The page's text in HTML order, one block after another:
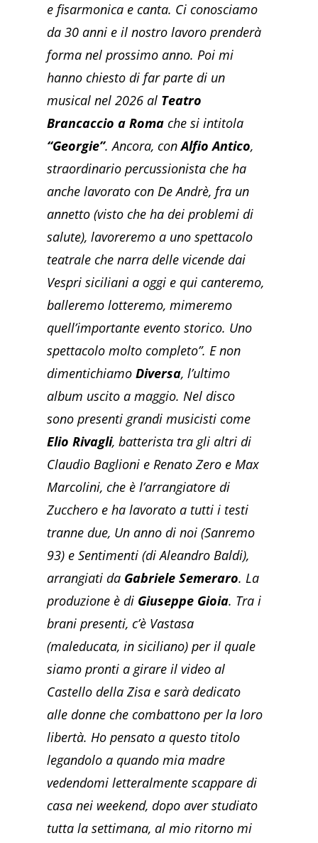
e fisarmonica e canta. Ci conosciamo
da 30 anni e il nostro lavoro prenderà
forma nel prossimo anno. Poi mi
hanno chiesto di far parte di un
musical nel 2026 al Teatro
Brancaccio a Roma che si intitola
“Georgie”. Ancora, conAlfio Antico,
straordinario percussionista che ha
anche lavorato con De Andrè, fra un
annetto (visto che ha dei problemi di
salute), lavoreremo a uno spettacolo
teatrale che narra delle vicende dai
Vespri siciliani a oggi e qui canteremo,
balleremo lotteremo, mimeremo
quell’importante evento storico. Uno
spettacolo molto completo”. E non
dimentichiamoDiversa, l’ultimo
album uscito a maggio. Nel disco
sono presenti grandi musicisti come
Elio Rivagli, batterista tra gli altri di
Claudio Baglioni e Renato Zero e Max
Marcolini, che è l’arrangiatore di
Zucchero e ha lavorato a tutti i testi
tranne due, Un anno di noi (Sanremo
93) e Sentimenti (di Aleandro Baldi),
arrangiati da Gabriele Semeraro. La
produzione è di Giuseppe Gioia. Tra i
brani presenti, c’è Vastasa
(maleducata, in siciliano) per il quale
siamo pronti a girare il video al
Castello della Zisa e sarà dedicato
alle donne che combattono per la loro
libertà. Ho pensato a questo titolo
legandolo a quando mia madre
vedendomi letteralmente scappare di
casa nei weekend, dopo aver studiato
tutta la settimana, al mio ritorno mi